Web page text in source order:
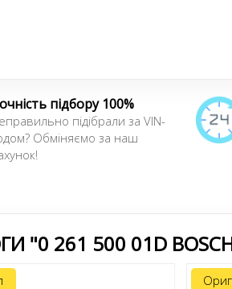
підбору 100%
підібрали за VIN-
Обміняємо за наш
"0 261 500 01D